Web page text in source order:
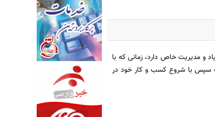
و مدیریت خاص دارد، زمانی که با
سپس با شروع کسب و کار خود در